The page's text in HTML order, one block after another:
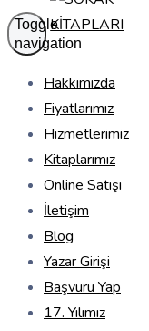
Toggle
navigation
Hakkımızda
Fiyatlarımız
Hizmetlerimiz
Kitaplarımız
Online Satışı
İletişim
Blog
Yazar Girişi
Başvuru Yap
17. Yılımız